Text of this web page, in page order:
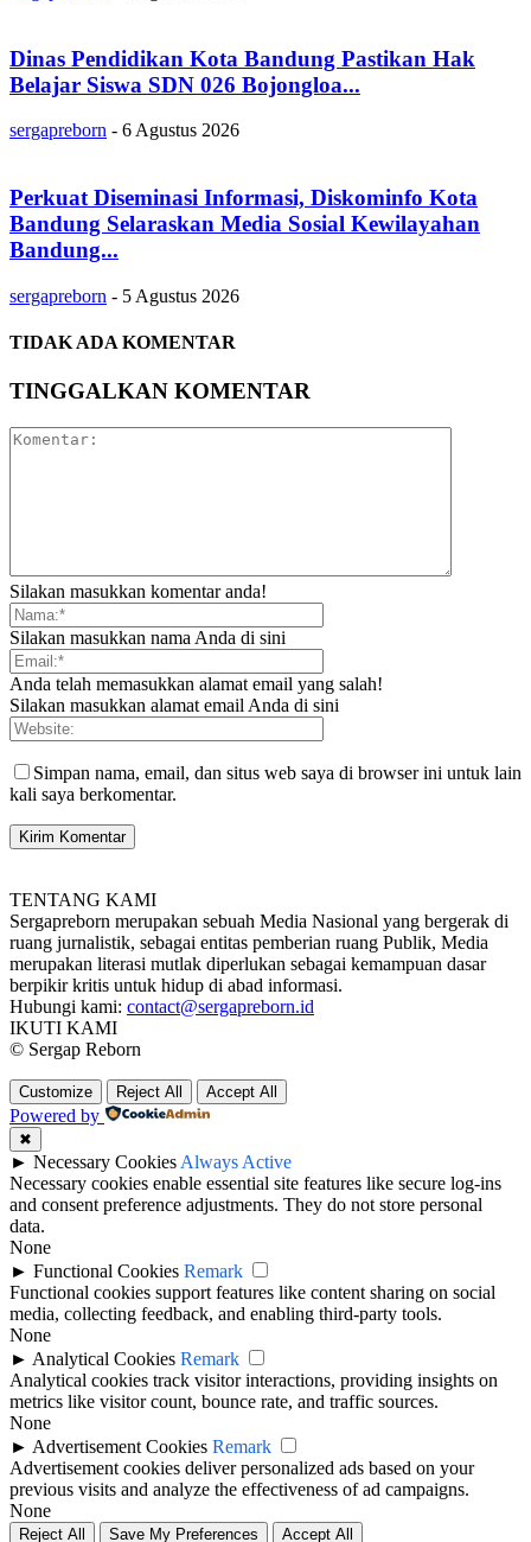
Dinas Pendidikan Kota Bandung Pastikan Hak
Belajar Siswa SDN 026 Bojongloa...
sergapreborn - 6 Agustus 2026
Perkuat Diseminasi Informasi, Diskominfo Kota
Bandung Selaraskan Media Sosial Kewilayahan
Bandung...
sergapreborn - 5 Agustus 2026
TIDAK ADA KOMENTAR
TINGGALKAN KOMENTAR
Silakan masukkan komentar anda!
Silakan masukkan nama Anda di sini
Anda telah memasukkan alamat email yang salah!
Silakan masukkan alamat email Anda di sini
Simpan nama, email, dan situs web saya di browser ini untuk lain
kali saya berkomentar.
TENTANG KAMI
Sergapreborn merupakan sebuah Media Nasional yang bergerak di
ruang jurnalistik, sebagai entitas pemberian ruang Publik, Media
merupakan literasi mutlak diperlukan sebagai kemampuan dasar
berpikir kritis untuk hidup di abad informasi.
Hubungi kami: contact@sergapreborn.id
IKUTI KAMI
© Sergap Reborn
Customize Reject All Accept All
Powered by
✖
► Necessary Cookies Always Active
Necessary cookies enable essential site features like secure log-ins
and consent preference adjustments. They do not store personal
data.
None
► Functional Cookies Remark
Functional cookies support features like content sharing on social
media, collecting feedback, and enabling third-party tools.
None
► Analytical Cookies Remark
Analytical cookies track visitor interactions, providing insights on
metrics like visitor count, bounce rate, and traffic sources.
None
► Advertisement Cookies Remark
Advertisement cookies deliver personalized ads based on your
previous visits and analyze the effectiveness of ad campaigns.
None
Reject All Save My Preferences Accept All